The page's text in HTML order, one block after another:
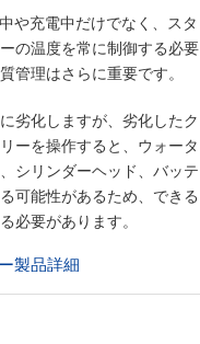
や充電中だけでなく、スタ
の温度を常に制御する必要
管理はさらに重要です。
劣化しますが、劣化したク
ーを操作すると、ウォータ
シリンダーヘッド、バッテ
可能性があるため、できる
必要があります。
製品詳細